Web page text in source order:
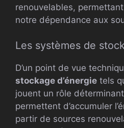
renouvelables,
notre dépendance aux
Les systèmes de
D’un point de vue
stockage d’énergie tels
jouent un rôle
permettent d’accumuler
partir de sources